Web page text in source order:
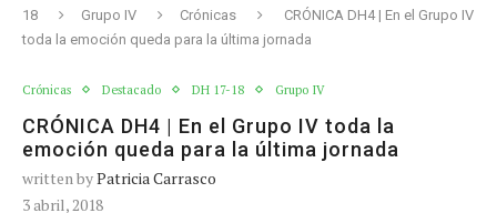
18
Grupo IV Crónicas
CRÓNICA DH4 | En el Grupo IV
toda la emoción queda para la última jornada
Crónicas Destacado DH 17-18 Grupo IV
CRÓNICA DH4 | En el Grupo IV toda la
emoción queda para la última jornada
written byPatricia Carrasco
3 abril, 2018